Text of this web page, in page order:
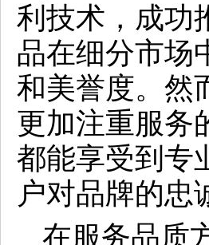
利技术，成功
品在细分市场
和美誉度。然
更加注重服务
都能享受到专
户对品牌的忠
在服务品质